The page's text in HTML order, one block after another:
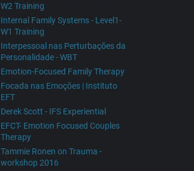
W2 Training
Internal Family Systems - Level1-
W1 Training
Interpessoal nas Perturbações da
Personalidade - WBT
Emotion-Focused Family Therapy
Focada nas Emoções | Instituto
EFT
Derek Scott - IFS Experiential
EFCT- Emotion Focused Couples
Therapy
Tammie Ronen on Trauma -
workshop 2016